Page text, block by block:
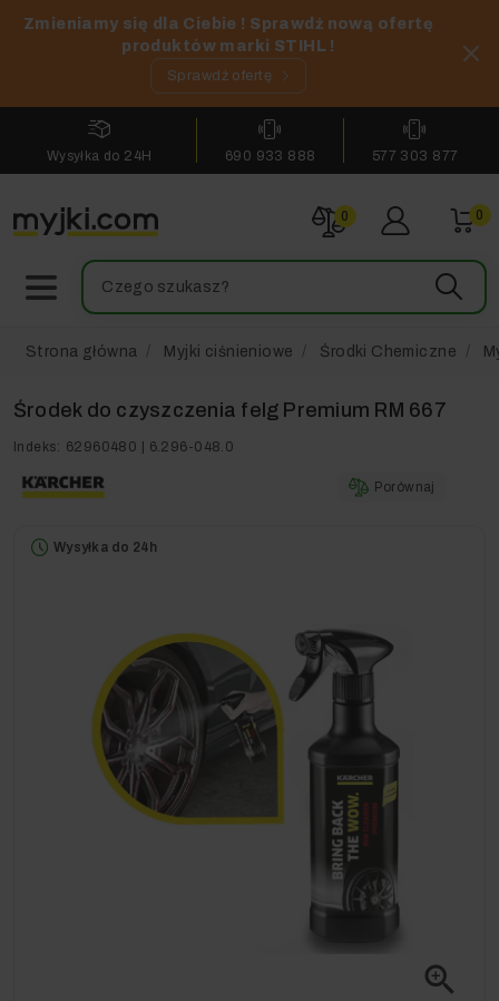
Zmieniamy się dla Ciebie ! Sprawdź nową ofertę
produktów marki STIHL !
Sprawdź ofertę
Wysyłka do 24H 690 933 888 577 303 877
0 0
Strona główna Myjki ciśnieniowe Środki Chemiczne
Środek do czyszczenia felg Premium RM 667
Indeks: 62960480 | 6.296-048.0
Porównaj
Wysyłka do 24h
zoom_in